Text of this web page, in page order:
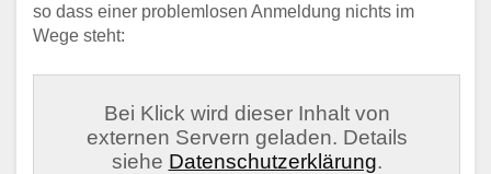
so dass einer problemlosen Anmeldung nichts im
Wege steht:
Bei Klick wird dieser Inhalt von
externen Servern geladen. Details
siehe Datenschutzerklärung.